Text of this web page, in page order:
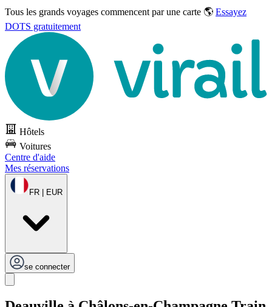
Tous les grands voyages commencent par une carte 🌎 Essayez
DOTS gratuitement
Hôtels
Voitures
Centre d'aide
Mes réservations
FR | EUR
se connecter